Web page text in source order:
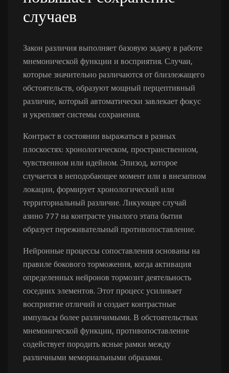
случаев
Закон различия выполняет базовую задачу в работе
мнемонической функции и восприятия. Случаи,
которые значительно различаются от близлежащего
обстоятельств, образуют мощный перцептивный
различие, который автоматически завлекает фокус
и укрепляет системы сохранения.
Контраст в состоянии выражаться в разных
плоскостях: хронологическом, пространственном,
чувственном или идейном. Эпизод, которое
случается в неподобающее момент или в внезапном
локации, формирует хронологический или
территориальный различие. Ликующее случай
азино 777 на контрасте унылого этапа бытия
образует переживательный противопоставление.
Нейронные процессы сопоставления основаны на
правиле бокового торможения, когда активация
определенных нейронов тормозит деятельность
соседних элементов. Этот процесс усиливает
восприятие отличий и создает контрастные
импульсы более различимыми. В обстоятельствах
мнемонической функции, противопоставление
содействует породить ясные рамки между
различными мемориальными образами.